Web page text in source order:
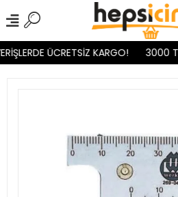
ÜCRETSİZ KARGO! 3000